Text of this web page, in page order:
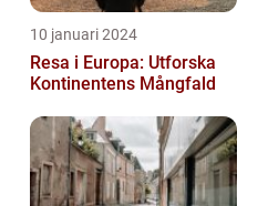
10 januari 2024
Resa i Europa: Utforska
Kontinentens Mångfald